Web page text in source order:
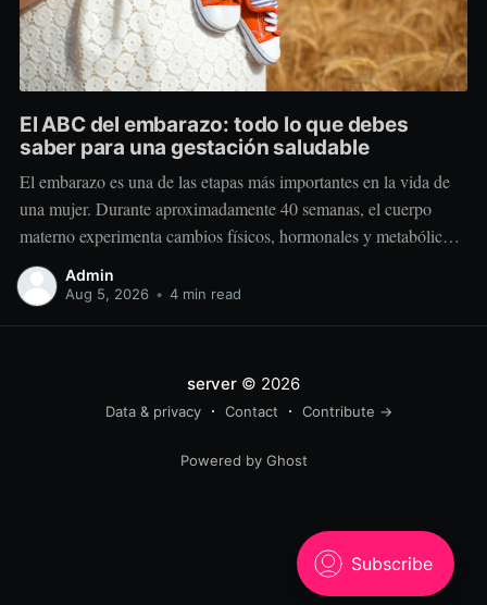
El ABC del embarazo: todo lo que debes
saber para una gestación saludable
El embarazo es una de las etapas más importantes en la vida de
una mujer. Durante aproximadamente 40 semanas, el cuerpo
materno experimenta cambios físicos, hormonales y metabólicos
extraordinarios para crear y sostener una nueva vida. Más allá de
“comer por dos”, el embarazo requiere comer mejor, nutrir
Admin
Aug 5, 2026 • 4 min read
server© 2026
Data & privacy Contact Contribute →
Powered by Ghost